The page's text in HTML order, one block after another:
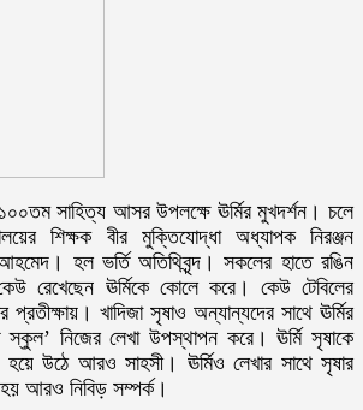
সাহিত্য আসর উপলক্ষে ঊর্মির মুখদর্শন। চলে
শিক্ষক বীর মুক্তিযোদ্ধা অধ্যাপক নিরঞ্জন
হল ভর্তি অতিথিবৃন্দ। সকলের হাতে রঙিন
রেখেছেন ঊর্মিকে কোলে করে। কেউ টেবিলের
প্রতীক্ষায়। খাদিজা সৃষাও অন্যান্যদের সাথে ঊর্মির
স্কুল’ নিজের লেখা উপস্থাপন করে। ঊর্মি সৃষাকে
উঠে আরও সাহসী। ঊর্মিও লেখার সাথে সৃষার
আরও নিবিড় সম্পর্ক।